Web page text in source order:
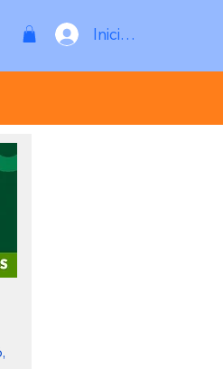
Inicia la sessió